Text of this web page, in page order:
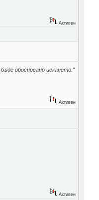
Активен
обосновано искането."
Активен
Активен